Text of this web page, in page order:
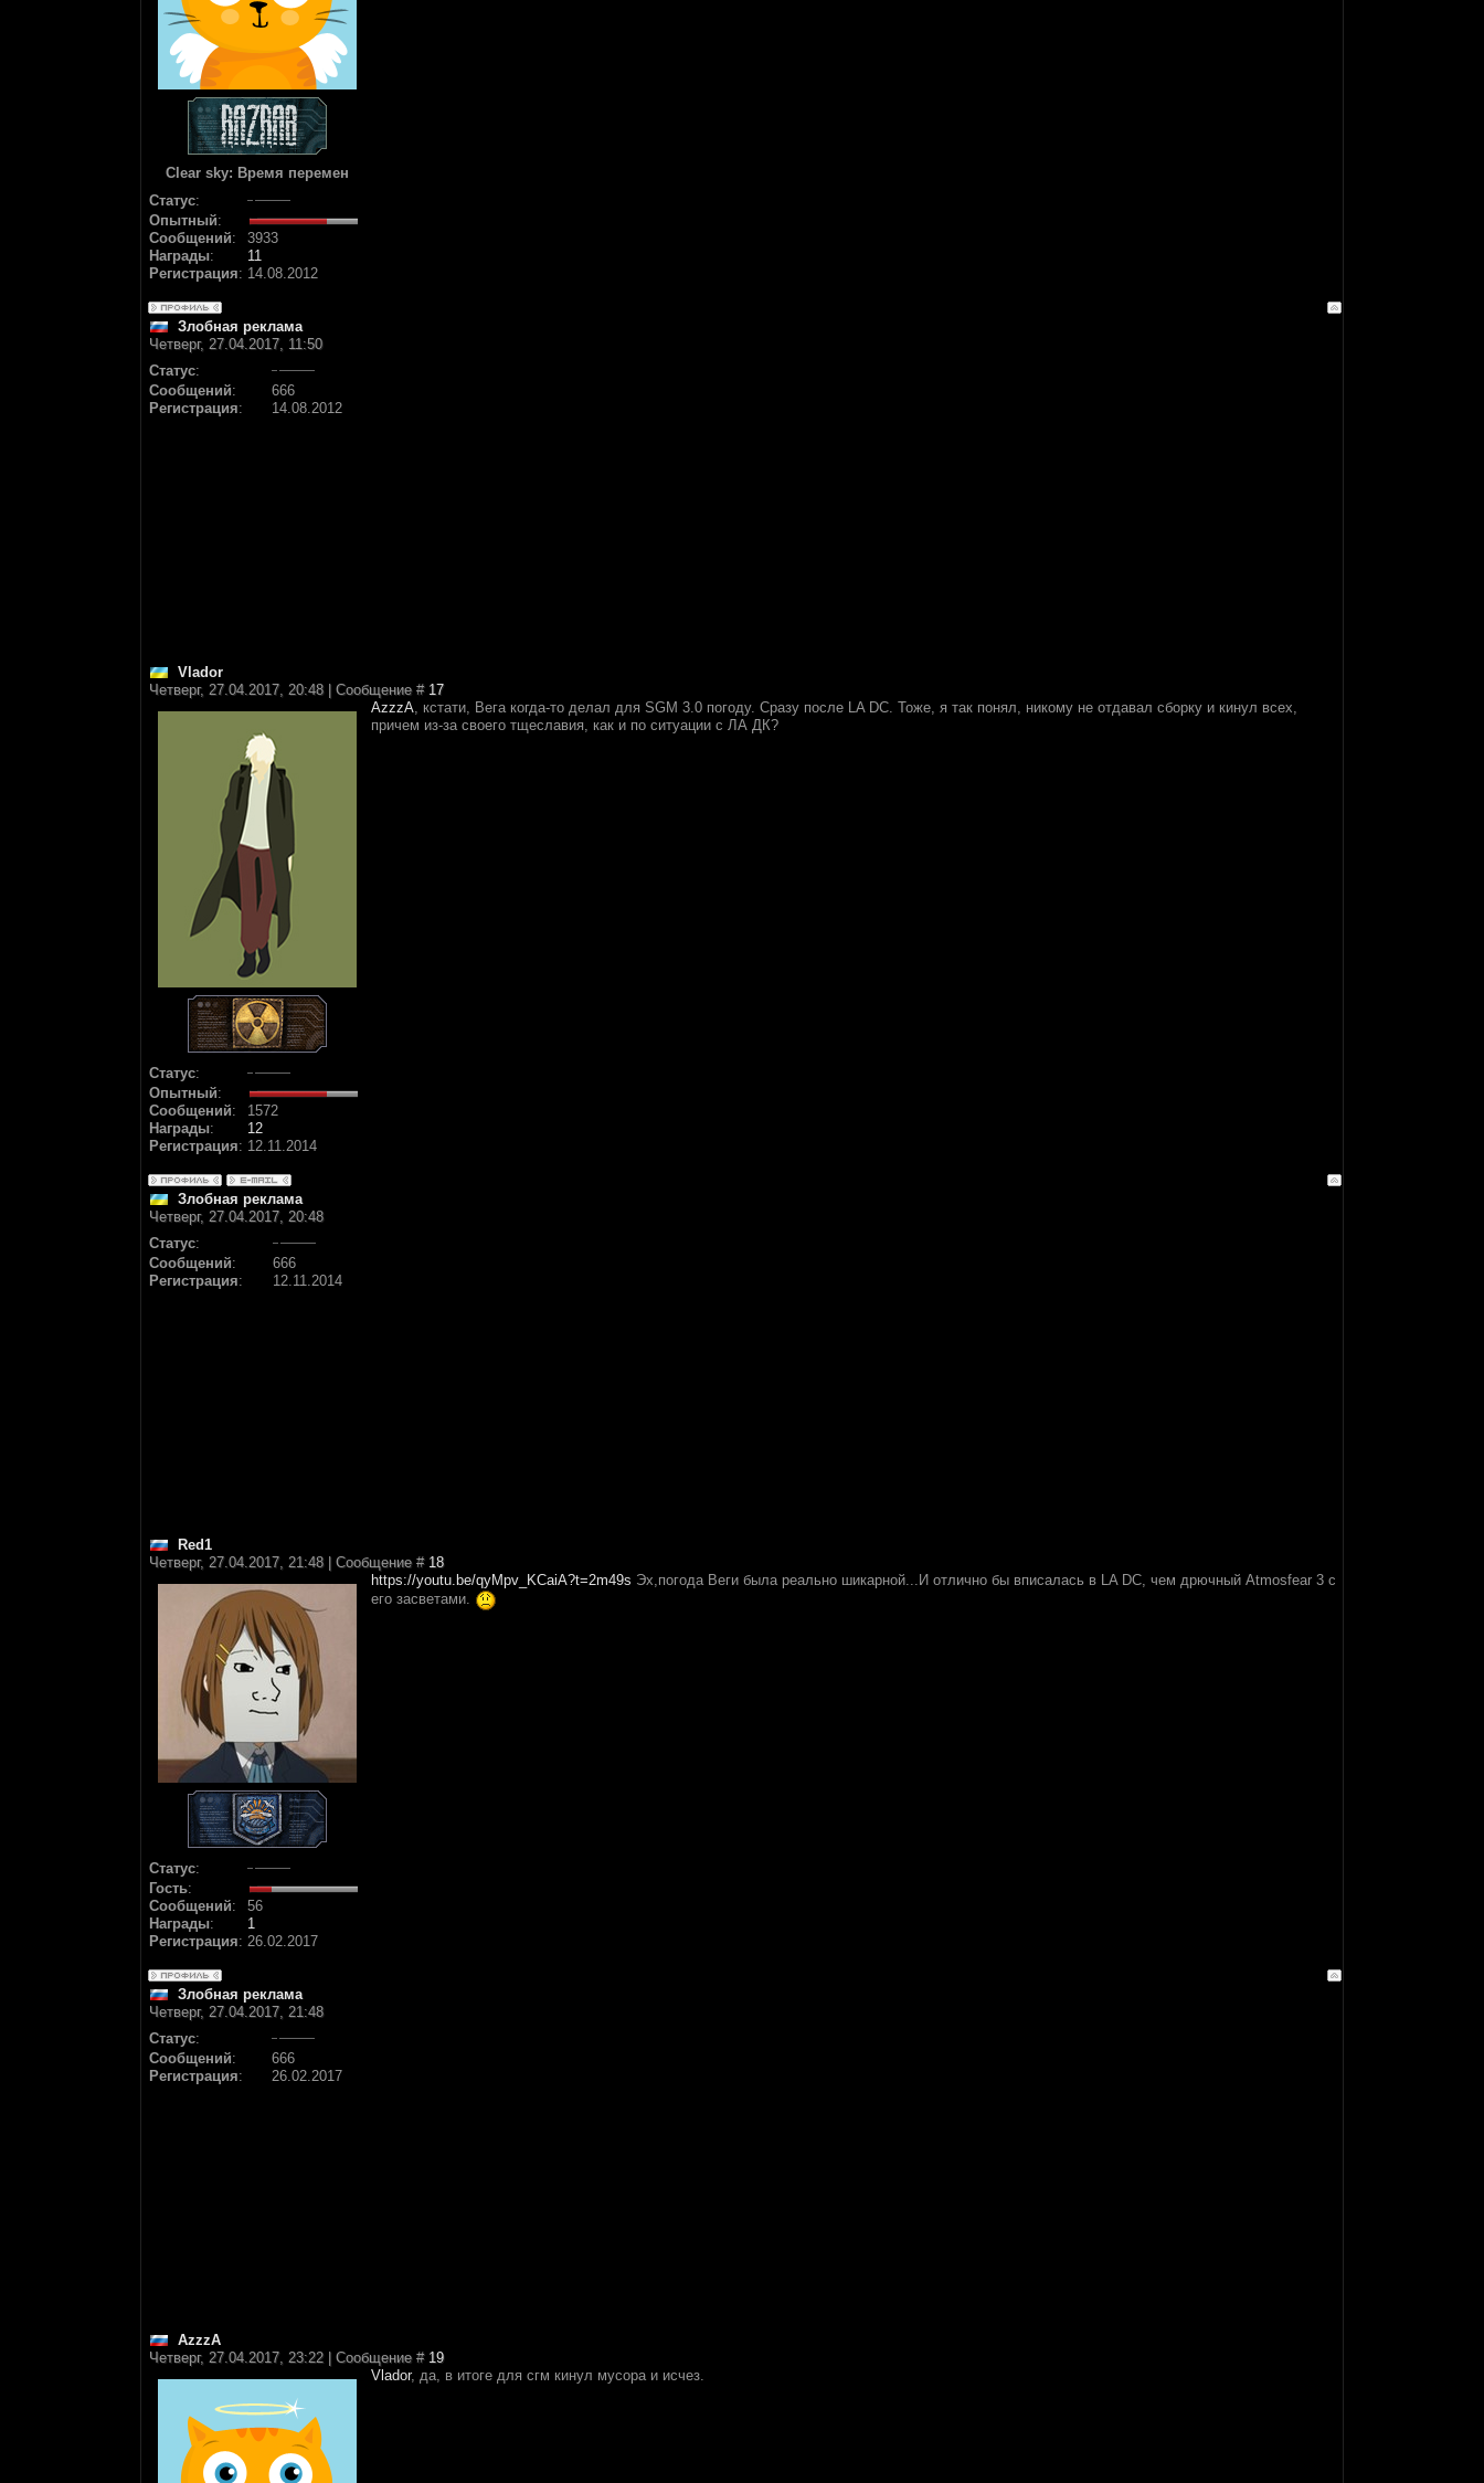
Clear sky: Время перемен
Статус:
Опытный:
Сообщений:
3933
Награды:
11
Регистрация: 14.08.2012
Злобная реклама
Четверг, 27.04.2017, 11:50
Статус:
Сообщений:
666
Регистрация: 14.08.2012
Vlador
Четверг, 27.04.2017, 20:48 | Сообщение # 17
Статус:
Опытный:
Сообщений:
1572
Награды:
12
Регистрация: 12.11.2014
AzzzA, кстати, Вега когда-то делал для SGM 3.0 погоду. Сразу после LA DC. Тоже, я так понял, никому не отдавал сборку и кинул всех,
причем из-за своего тщеславия, как и по ситуации с ЛА ДК?
Злобная реклама
Четверг, 27.04.2017, 20:48
Статус:
Сообщений:
666
Регистрация: 12.11.2014
Red1
Четверг, 27.04.2017, 21:48 | Сообщение # 18
Статус:
Гость:
Сообщений:
56
Награды:
1
Регистрация: 26.02.2017
https://youtu.be/qyMpv_KCaiA?t=2m49s Эх,погода Веги была реально шикарной...И отлично бы вписалась в LA DC, чем дрючный Atmosfear 3 с
его засветами.
Злобная реклама
Четверг, 27.04.2017, 21:48
Статус:
Сообщений:
666
Регистрация: 26.02.2017
AzzzA
Четверг, 27.04.2017, 23:22 | Сообщение # 19
Vlador, да, в итоге для сгм кинул мусора и исчез.